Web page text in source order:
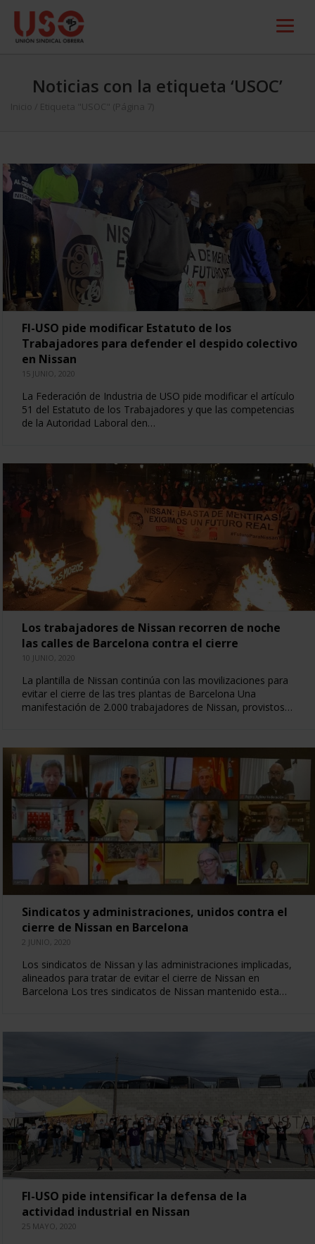
Noticias con la etiqueta ‘USOC’
Inicio Etiqueta "USOC" (Página 7)
FI-USO pide modificar Estatuto de los
Trabajadores para defender el despido colectivo
en Nissan
15 JUNIO, 2020
La Federación de Industria de USO pide modificar el artículo
51 del Estatuto de los Trabajadores y que las competencias
de la Autoridad Laboral den…
Los trabajadores de Nissan recorren de noche
las calles de Barcelona contra el cierre
10 JUNIO, 2020
La plantilla de Nissan continúa con las movilizaciones para
evitar el cierre de las tres plantas de Barcelona Una
manifestación de 2.000 trabajadores de Nissan, provistos…
Sindicatos y administraciones, unidos contra el
cierre de Nissan en Barcelona
2 JUNIO, 2020
Los sindicatos de Nissan y las administraciones implicadas,
alineados para tratar de evitar el cierre de Nissan en
Barcelona Los tres sindicatos de Nissan mantenido esta…
FI-USO pide intensificar la defensa de la
actividad industrial en Nissan
25 MAYO, 2020